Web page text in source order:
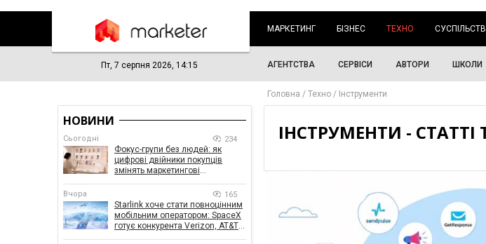
МАРКЕТИНГ БІЗНЕС ТЕХНО
Пт, 7 серпня 2026, 14:15 АГЕНТСТВА СЕРВІСИ АВТОРИ ШКОЛИ
Головна Техно Інструменти
ІНСТРУМЕНТИ -
НОВИНИ
Сьогодні 234
Фокус-групи без людей: як
цифрові двійники покупців
змінять маркетингові
Вчора 165
Starlink хоче стати повноцінним
мобільним оператором: SpaceX
готує конкурента Verizon, AT&T і